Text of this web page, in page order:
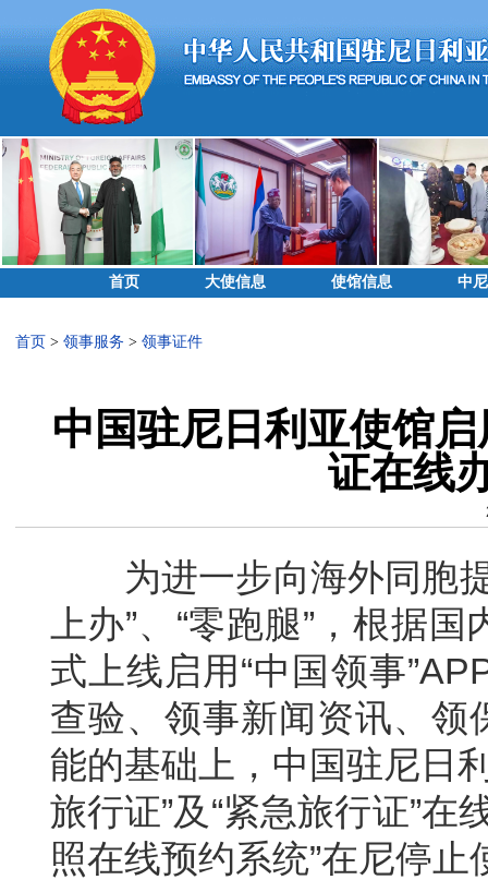
首页 大使信息 使馆信息 中
首页 > 领事服务 > 领事证件
中国驻尼日利亚使馆
证在线
为进一步向海外同胞提
上办”、“零跑腿”，根据
式上线启用“中国领事
查验、领事新闻资讯、领
能的基础上，中国驻尼日
旅行证”及“紧急旅行证”在
照在线预约系统”在尼停止